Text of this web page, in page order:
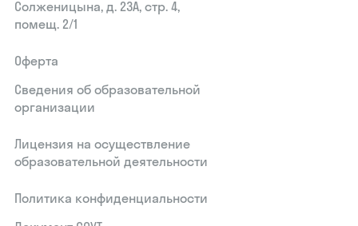
Солженицына, д. 23А, стр. 4,
помещ. 2/1
Оферта
Сведения об образовательной
организации
Лицензия на осуществление
образовательной деятельности
Политика конфиденциальности